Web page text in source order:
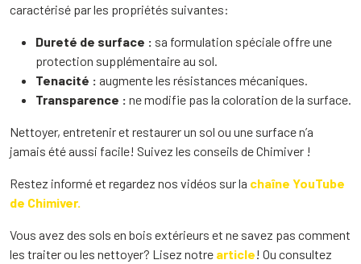
caractérisé par les propriétés suivantes:
Dureté de surface : sa formulation spéciale offre une
protection supplémentaire au sol.
Tenacité : augmente les résistances mécaniques.
Transparence : ne modifie pas la coloration de la surface.
Nettoyer, entretenir et restaurer un sol ou une surface n’a
jamais été aussi facile! Suivez les conseils de Chimiver !
Restez informé et regardez nos vidéos sur la chaîne YouTube
de Chimiver.
Vous avez des sols en bois extérieurs et ne savez pas comment
les traiter ou les nettoyer? Lisez notre article! Ou consultez